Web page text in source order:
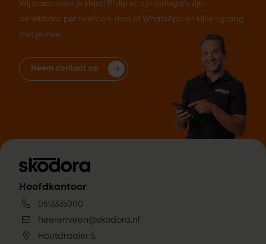
Wij staan voor je klaar! Philip en zijn collega's zijn
bereikbaar per telefoon, mail of WhatsApp en kijken graag
met je mee.
Neem contact op
Hoofdkantoor
0513335000
heerenveen@skodora.nl
Houtdraaier 5,